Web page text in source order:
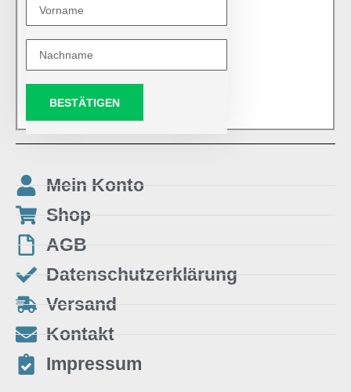
BESTÄTIGEN
Mein Konto
Shop
AGB
Datenschutzerklärung
Versand
Kontakt
Impressum